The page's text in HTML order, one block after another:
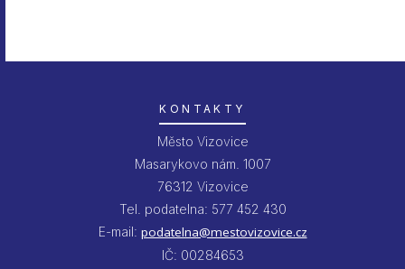
KONTAKTY
Město Vizovice
Masarykovo nám. 1007
76312 Vizovice
Tel. podatelna: 577 452 430
E-mail: podatelna@mestovizovice.cz
IČ: 00284653